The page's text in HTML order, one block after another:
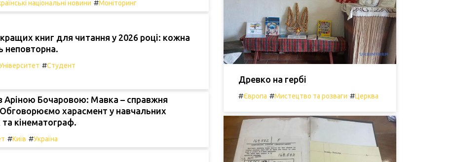
національні новини #Моніторинг
книг для читання у 2026 році: кожна
неповторна.
#Студент
Аріною Бочаровою: Мавка – справжня
харасмент у навчальних
кінематограф.
#Київ #Україна
Древко на гербі
#Європа #Мистецтво та розваги #Церква